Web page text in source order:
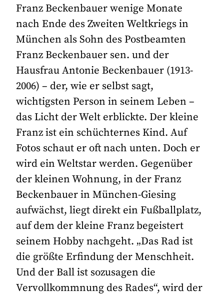
Franz Beckenbauer wenige Monate
nach Ende des Zweiten Weltkriegs in
München als Sohn des Postbeamten
Franz Beckenbauer sen. und der
Hausfrau Antonie Beckenbauer (1913-
2006) – der, wie er selbst sagt,
wichtigsten Person in seinem Leben –
das Licht der Welt erblickte. Der kleine
Franz ist ein schüchternes Kind. Auf
Fotos schaut er oft nach unten. Doch er
wird ein Weltstar werden. Gegenüber
der kleinen Wohnung, in der Franz
Beckenbauer in München-Giesing
aufwächst, liegt direkt ein Fußballplatz,
auf dem der kleine Franz begeistert
seinem Hobby nachgeht. „Das Rad ist
die größte Erfindung der Menschheit.
Und der Ball ist sozusagen die
Vervollkommnung des Rades“, wird der